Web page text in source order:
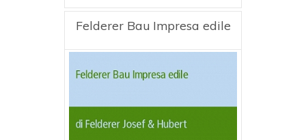
Felderer Bau Impresa edile